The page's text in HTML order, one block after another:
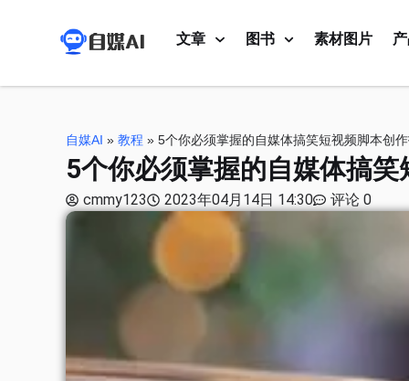
文章 图书 素材图片
自媒AI » 教程 » 5个你必须掌握的自媒体搞笑短视频脚本创
5个你必须掌握的自媒体搞
cmmy123 2023年04月14日 14:30 评论 0